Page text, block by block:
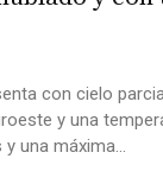
con cielo
y una
una máxima...